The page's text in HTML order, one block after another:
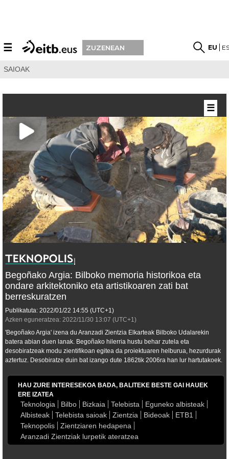
☰ ZUZENEAN EU
SAIOAK
Begoñako Argia: Bilboko memoria historikoa eta
ondare arkitektoniko eta artistikoaren zati bat
berreskuratzen
Publikatuta: 2022/01/22 14:55 (UTC+1)
Azken eguneratzea: 2022/11/30 13:07 (UTC+1)
'Begoñako Argia' izena du Aranzadi Zientzia Elkarteak Bilboko Udalarekin
batera abian duen lanak. Begoñako hilerria hustu behar zutela eta
desobiratzeak modu zientifikoan egitea da proiektuaren helburua, hezurdurak
aztertuz. Desobiratze duin bat izango dute 1862tik 2006ra han lur hartutakoek.
HAU ZURE INTERESEKOA BADA, BALITEKE BESTE GAI HAUEK
ERE IZATEA
Teknologia Bilbo Bizkaia Telebista
Eguneko albisteak
Albisteak
Telebista saioak Zientzia Bideoak
ETB1
Teknopolis
Zientziaren hedapena
Aranzadi Zientziak lurpetik ateratzea
☰